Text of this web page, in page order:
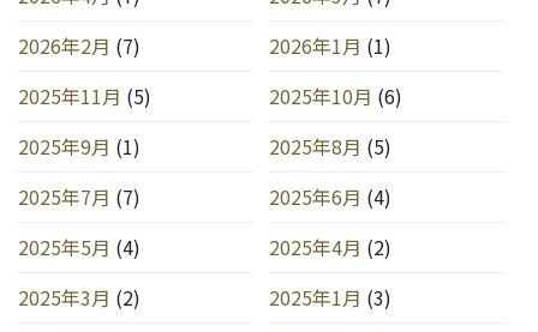
2026年2月 (7) 2026年1月 (1)
2025年11月 (5) 2025年10月 (6)
2025年9月 (1) 2025年8月 (5)
2025年7月 (7) 2025年6月 (4)
2025年5月 (4) 2025年4月 (2)
2025年3月 (2) 2025年1月 (3)